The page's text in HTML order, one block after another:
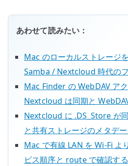
あわせて読みたい：
Mac のローカルストレージ
Samba / Nextcloud 時代の
Mac Finder の WebDAV ア
Nextcloud は同期と
Nextcloud に .DS_Store が
と共有ストレージのメタデ
Mac で有線 LAN を Wi-Fi よ
ビス順序と route で確認する